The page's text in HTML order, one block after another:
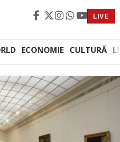
LIVE
ECONOMIE CULTURĂ